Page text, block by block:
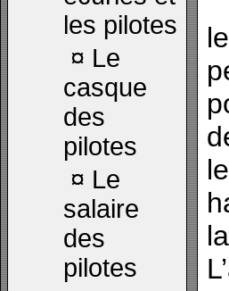
les pilotes
¤ Le
casque
des
pilotes
¤ Le
salaire
des
pilotes